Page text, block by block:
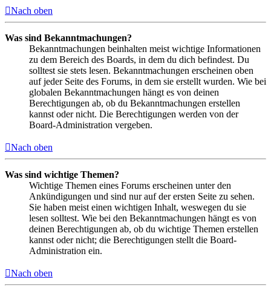
Nach oben
Was sind Bekanntmachungen?
Bekanntmachungen beinhalten meist wichtige Informationen
zu dem Bereich des Boards, in dem du dich befindest. Du
solltest sie stets lesen. Bekanntmachungen erscheinen oben
auf jeder Seite des Forums, in dem sie erstellt wurden. Wie bei
globalen Bekanntmachungen hängt es von deinen
Berechtigungen ab, ob du Bekanntmachungen erstellen
kannst oder nicht. Die Berechtigungen werden von der
Board-Administration vergeben.
Nach oben
Was sind wichtige Themen?
Wichtige Themen eines Forums erscheinen unter den
Ankündigungen und sind nur auf der ersten Seite zu sehen.
Sie haben meist einen wichtigen Inhalt, weswegen du sie
lesen solltest. Wie bei den Bekanntmachungen hängt es von
deinen Berechtigungen ab, ob du wichtige Themen erstellen
kannst oder nicht; die Berechtigungen stellt die Board-
Administration ein.
Nach oben